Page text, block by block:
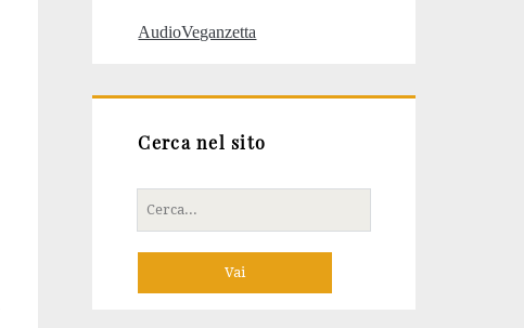
AudioVeganzetta
Cerca nel sito
Cerca
per: